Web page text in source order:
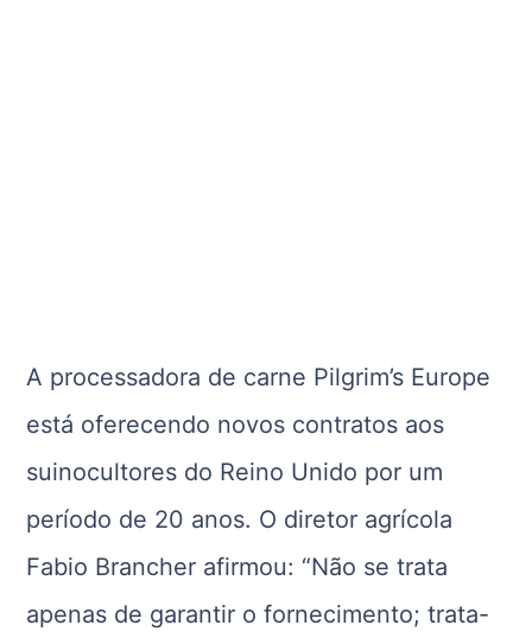
A processadora de carne Pilgrim’s Europe
está oferecendo novos contratos aos
suinocultores do Reino Unido por um
período de 20 anos. O diretor agrícola
Fabio Brancher afirmou: “Não se trata
apenas de garantir o fornecimento; trata-